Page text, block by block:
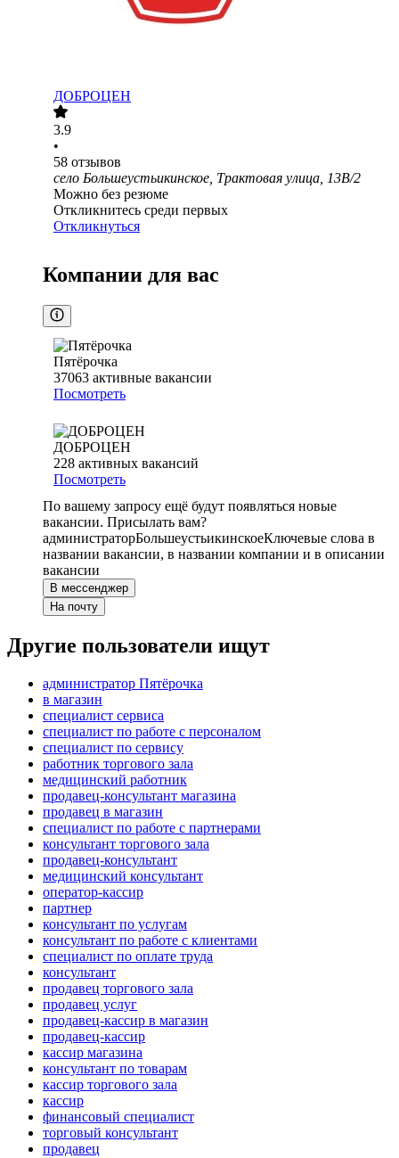
ДОБРОЦЕН
3.9
•
58 отзывов
село Большеустьикинское, Трактовая улица, 13В/2
Можно без резюме
Откликнитесь среди первых
Откликнуться
Компании для вас
Пятёрочка
37063 активные вакансии
Посмотреть
ДОБРОЦЕН
228 активных вакансий
Посмотреть
По вашему запросу ещё будут появляться новые
вакансии. Присылать вам?
администраторБольшеустьикинскоеКлючевые слова в
названии вакансии, в названии компании и в описании
вакансии
В мессенджер
На почту
Другие пользователи ищут
администратор Пятёрочка
в магазин
специалист сервиса
специалист по работе с персоналом
специалист по сервису
работник торгового зала
медицинский работник
продавец-консультант магазина
продавец в магазин
специалист по работе с партнерами
консультант торгового зала
продавец-консультант
медицинский консультант
оператор-кассир
партнер
консультант по услугам
консультант по работе с клиентами
специалист по оплате труда
консультант
продавец торгового зала
продавец услуг
продавец-кассир в магазин
продавец-кассир
кассир магазина
консультант по товарам
кассир торгового зала
кассир
финансовый специалист
торговый консультант
продавец